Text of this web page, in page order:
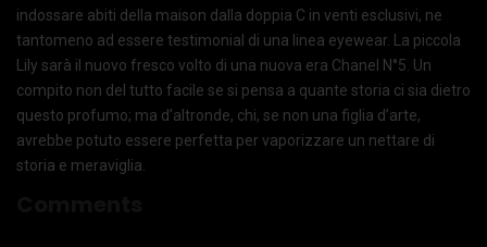
indossare abiti della maison dalla doppia C in venti esclusivi, ne
tantomeno ad essere testimonial di una linea eyewear. La piccola
Lily sarà il nuovo fresco volto di una nuova era Chanel N°5. Un
compito non del tutto facile se si pensa a quante storia ci sia dietro
questo profumo; ma d’altronde, chi, se non una figlia d’arte,
avrebbe potuto essere perfetta per vaporizzare un nettare di
storia e meraviglia.